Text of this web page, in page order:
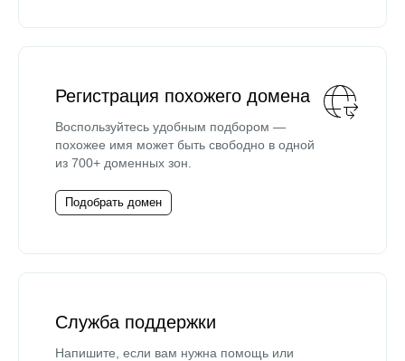
Регистрация похожего домена
Воспользуйтесь удобным подбором —
похожее имя может быть свободно в одной
из 700+ доменных зон.
Подобрать домен
Служба поддержки
Напишите, если вам нужна помощь или